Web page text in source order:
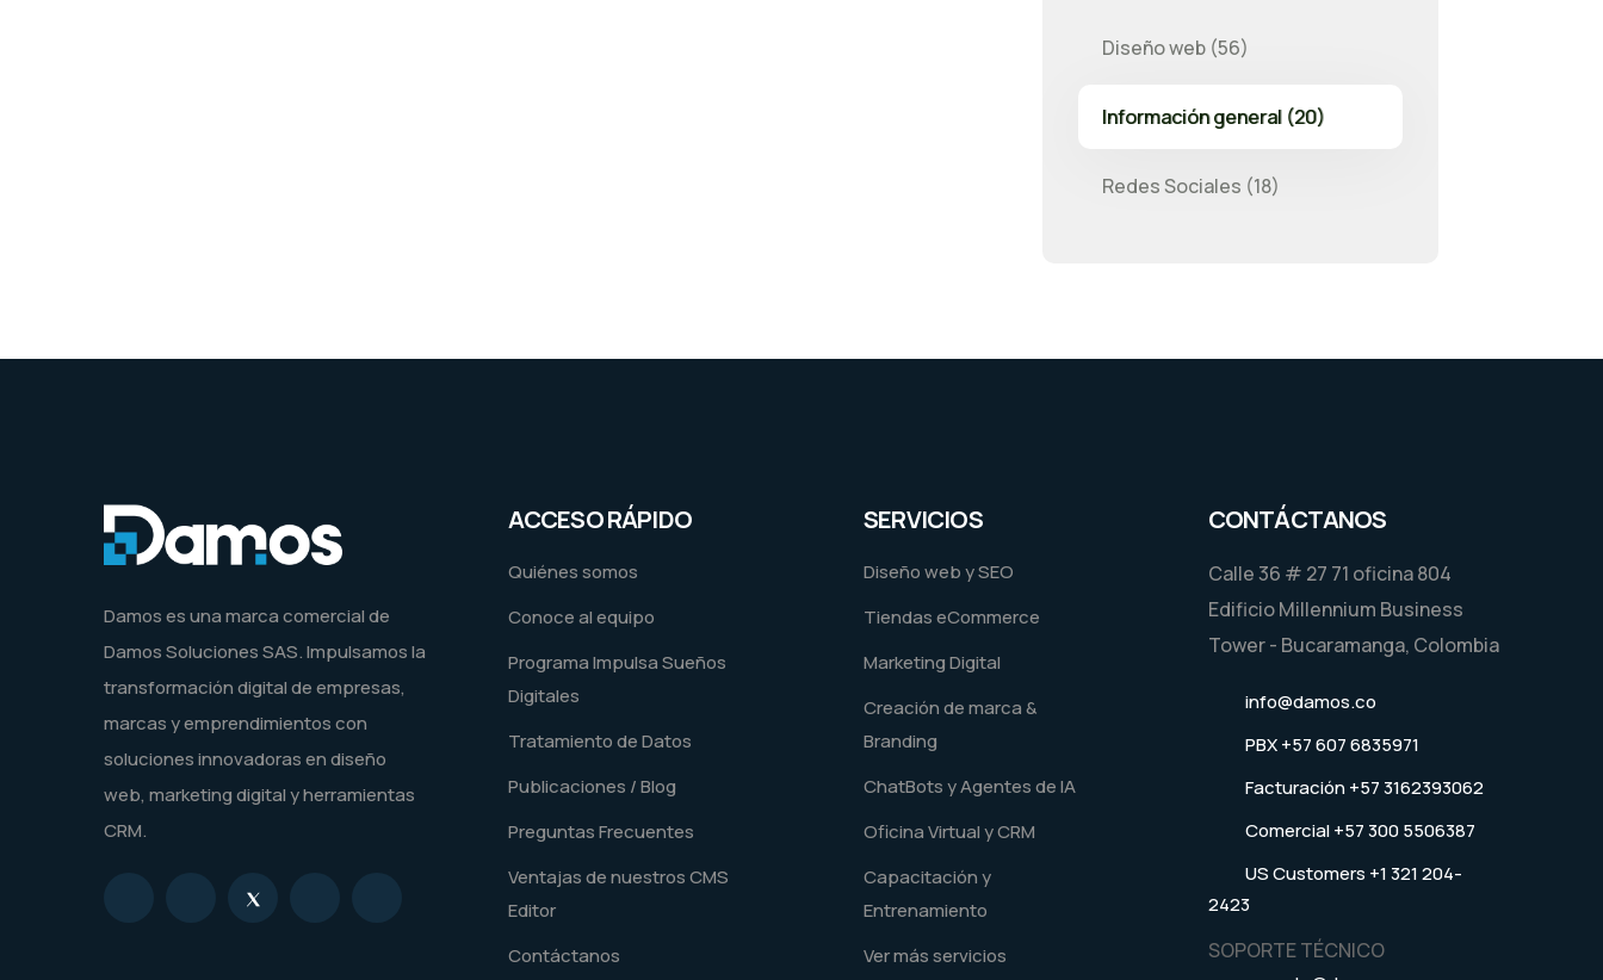
Diseño web (56)
Información general (20)
Redes Sociales (18)
Damos es una marca comercial de
Damos Soluciones SAS. Impulsamos la
transformación digital de empresas,
marcas y emprendimientos con
soluciones innovadoras en diseño
web, marketing digital y herramientas
CRM.
ACCESO RÁPIDO
Quiénes somos
Conoce al equipo
Programa Impulsa Sueños
Digitales
Tratamiento de Datos
Publicaciones / Blog
Preguntas Frecuentes
Ventajas de nuestros CMS
Editor
Contáctanos
SERVICIOS
Diseño web y SEO
Tiendas eCommerce
Marketing Digital
Creación de marca &
Branding
ChatBots y Agentes de IA
Oficina Virtual y CRM
Capacitación y
Entrenamiento
Ver más servicios
CONTÁCTANOS
Calle 36 # 27 71 oficina 804
Edificio Millennium Business
Tower - Bucaramanga, Colombia
info@damos.co
PBX +57 607 6835971
Facturación +57 3162393062
Comercial +57 300 5506387
US Customers +1 321 204-
2423
SOPORTE TÉCNICO